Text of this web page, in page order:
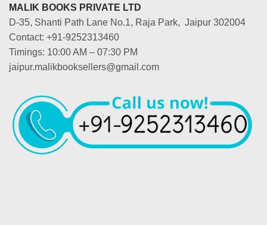
MALIK BOOKS PRIVATE LTD
D-35, Shanti Path Lane No.1, Raja Park, Jaipur 302004
Contact: +91-9252313460
Timings: 10:00 AM – 07:30 PM
jaipur.malikbooksellers@gmail.com